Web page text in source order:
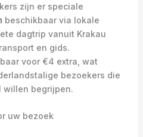
zijn er speciale
beschikbaar via lokale
dagtrip vanuit Krakau
en gids.
voor €4 extra, wat
bezoekers die
willen begrijpen.
uw bezoek